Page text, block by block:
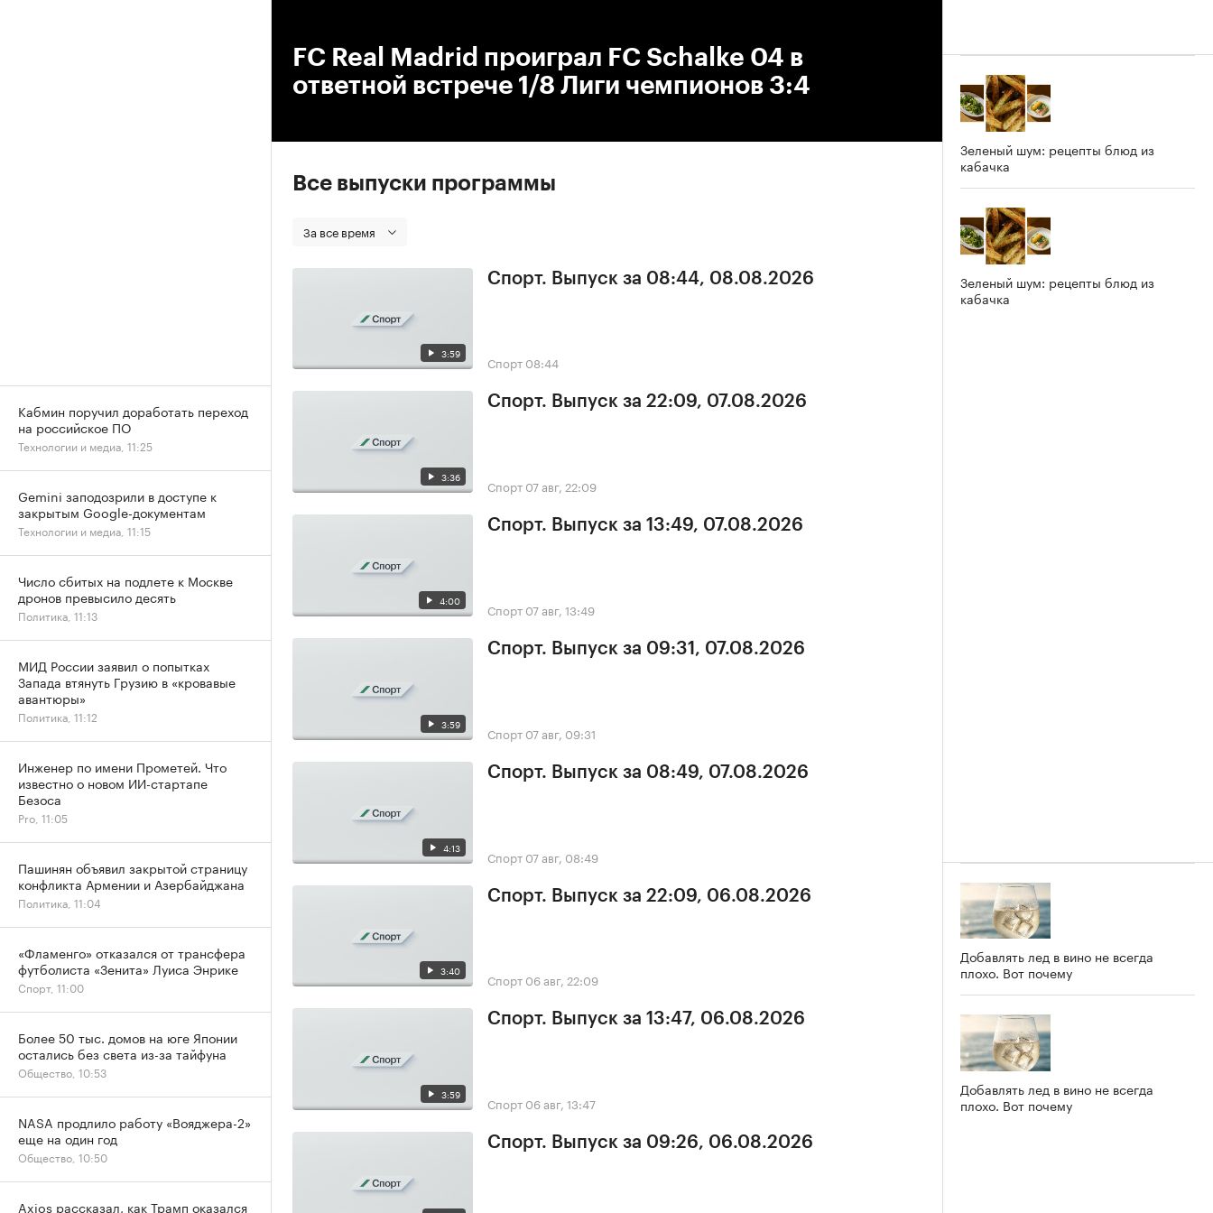
FC Real Madrid проиграл FC Schalke 04 в
ответной встрече 1/8 Лиги чемпионов 3:4
Все выпуски программы
За все время
3:59
Спорт. Выпуск за 08:44, 08.08.2026
Спорт 08:44
3:36
Спорт. Выпуск за 22:09, 07.08.2026
Спорт 07 авг, 22:09
4:00
Спорт. Выпуск за 13:49, 07.08.2026
Спорт 07 авг, 13:49
3:59
Спорт. Выпуск за 09:31, 07.08.2026
Спорт 07 авг, 09:31
4:13
Спорт. Выпуск за 08:49, 07.08.2026
Спорт 07 авг, 08:49
3:40
Спорт. Выпуск за 22:09, 06.08.2026
Спорт 06 авг, 22:09
3:59
Спорт. Выпуск за 13:47, 06.08.2026
Спорт 06 авг, 13:47
Спорт. Выпуск за 09:26, 06.08.2026
Зеленый шум: рецепты блюд из
кабачка
Зеленый шум: рецепты блюд из
кабачка
Добавлять лед в вино не всегда
плохо. Вот почему
Добавлять лед в вино не всегда
плохо. Вот почему
Кабмин поручил доработать переход
на российское ПО
Технологии и медиа, 11:25
Gemini заподозрили в доступе к
закрытым Google-документам
Технологии и медиа, 11:15
Число сбитых на подлете к Москве
дронов превысило десять
Политика, 11:13
МИД России заявил о попытках
Запада втянуть Грузию в «кровавые
авантюры»
Политика, 11:12
Инженер по имени Прометей. Что
известно о новом ИИ-стартапе
Безоса
Pro, 11:05
Пашинян объявил закрытой страницу
конфликта Армении и Азербайджана
Политика, 11:04
«Фламенго» отказался от трансфера
футболиста «Зенита» Луиса Энрике
Спорт, 11:00
Более 50 тыс. домов на юге Японии
остались без света из-за тайфуна
Общество, 10:53
NASA продлило работу «Вояджера-2»
еще на один год
Общество, 10:50
Axios рассказал, как Трамп оказался